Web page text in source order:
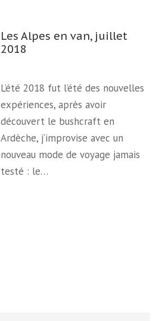
Les Alpes en van, juillet
2018
L’été 2018 fut l’été des nouvelles
expériences, après avoir
découvert le bushcraft en
Ardèche, j’improvise avec un
nouveau mode de voyage jamais
testé : le…